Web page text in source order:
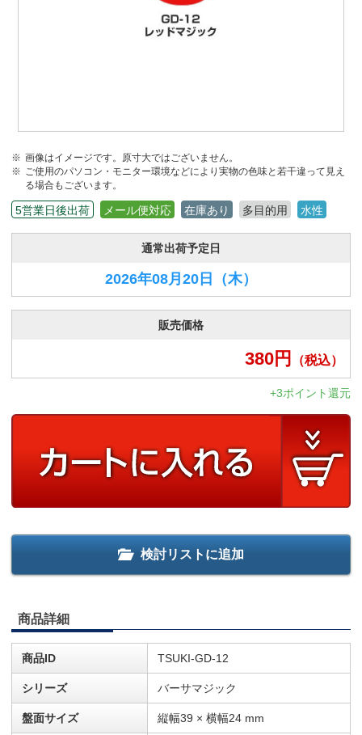
画像はイメージです。原寸大ではございません。
ご使用のパソコン・モニター環境などにより実物の色味と若干違って見え
る場合もございます。
5営業日後出荷 メール便対応 在庫あり 多目的用 水性
通常出荷予定日
2026年08月20日 （木）
販売価格
380円 （税込）
+3ポイント還元
検討リストに追加
商品詳細
商品ID TSUKI-GD-12
シリーズ バーサマジック
盤面サイズ 縦幅39 × 横幅24 mm